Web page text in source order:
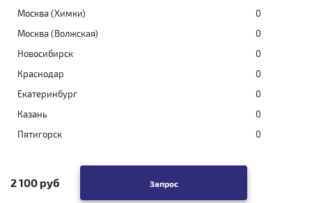
Москва (Химки)
0
Москва (Волжская)
0
Новосибирск
0
Краснодар
0
Екатеринбург
0
Казань
0
Пятигорск
0
2 100 руб Запрос